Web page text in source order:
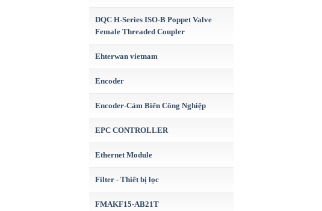
DQC H-Series ISO-B Poppet Valve
Female Threaded Coupler
Ehterwan vietnam
Encoder
Encoder-Cảm Biến Công Nghiệp
EPC CONTROLLER
Ethernet Module
Filter - Thiết bị lọc
FMAKF15-AB21T